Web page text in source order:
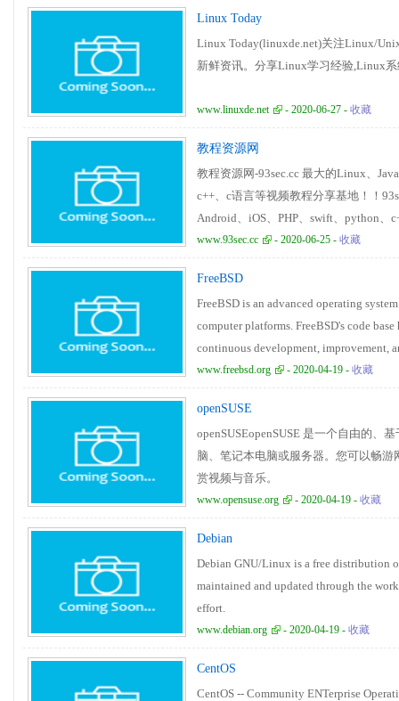
Linux Today
Linux Today(linuxde.net)关注Linux/
新鲜资讯。分享Linux学习经验,Linux
www.linuxde.net - 2020-06-27 - 收藏
教程资源网
教程资源网-93sec.cc 最大的Linux、
c++、c语言等视频教程分享基地！！
Android、iOS、PHP、swift、python、
www.93sec.cc - 2020-06-25 - 收藏
FreeBSD
FreeBSD is an advanced operating
computer platforms. FreeBSD's code
continuous development, improvement,
www.freebsd.org - 2020-04-19 - 收藏
openSUSE
openSUSEopenSUSE 是一个自由的、
脑、笔记本电脑或服务器。您可以畅
赏视频与音乐。
www.opensuse.org - 2020-04-19 - 收藏
Debian
Debian GNU/Linux is a free distribution
maintained and updated through the
effort.
www.debian.org - 2020-04-19 - 收藏
CentOS
CentOS -- Community ENTerprise